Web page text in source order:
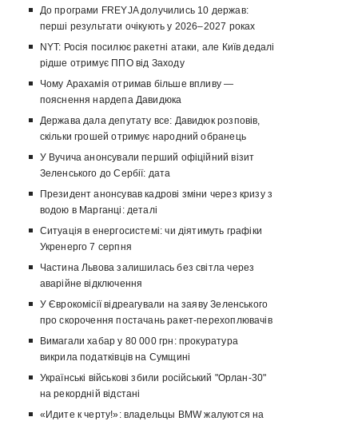
До програми FREYJA долучились 10 держав:
перші результати очікують у 2026–2027 роках
NYT: Росія посилює ракетні атаки, але Київ дедалі
рідше отримує ППО від Заходу
Чому Арахамія отримав більше впливу —
пояснення нардепа Давидюка
Держава дала депутату все: Давидюк розповів,
скільки грошей отримує народний обранець
У Вучича анонсували перший офіційний візит
Зеленського до Сербії: дата
Президент анонсував кадрові зміни через кризу з
водою в Марганці: деталі
Ситуація в енергосистемі: чи діятимуть графіки
Укренерго 7 серпня
Частина Львова залишилась без світла через
аварійне відключення
У Єврокомісії відреагували на заяву Зеленського
про скорочення постачань ракет-перехоплювачів
Вимагали хабар у 80 000 грн: прокуратура
викрила податківців на Сумщині
Українські військові збили російський "Орлан-30"
на рекордній відстані
«Идите к черту!»: владельцы BMW жалуются на